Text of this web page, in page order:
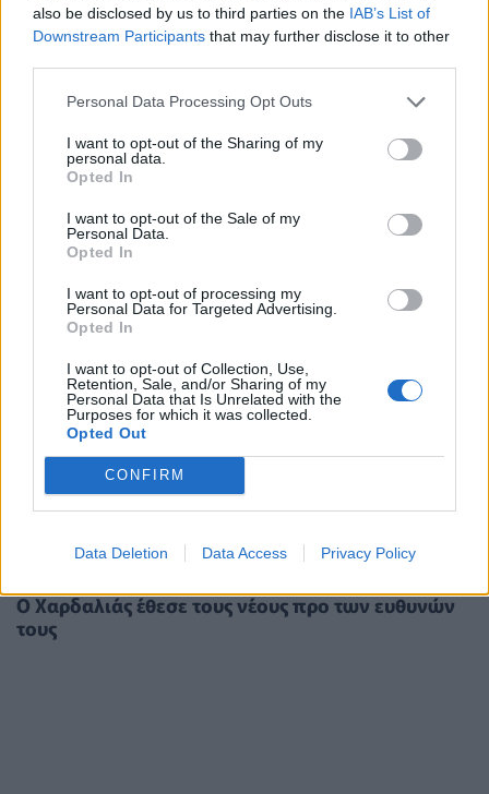
also be disclosed by us to third parties on the IAB’s List of
Downstream Participants that may further disclose it to other
Personal Data Processing Opt Outs
I want to opt-out of the Sharing of my
personal data.
Opted In
I want to opt-out of the Sale of my
Personal Data.
Opted In
I want to opt-out of processing my
Personal Data for Targeted Advertising.
Opted In
I want to opt-out of Collection, Use,
Retention, Sale, and/or Sharing of my
Personal Data that Is Unrelated with the
Purposes for which it was collected.
Opted Out
CONFIRM
Data Deletion Data Access Privacy Policy
ΠΟΛΙΤΙΚΉ ΥΓΕΊΑΣ 05/08/2020 - 14:47
Το μήνυμα του Υπουργού Υγείας στους νέους για
την πανδημία
Ο Χαρδαλιάς έθεσε τους νέους προ των ευθυνών
τους